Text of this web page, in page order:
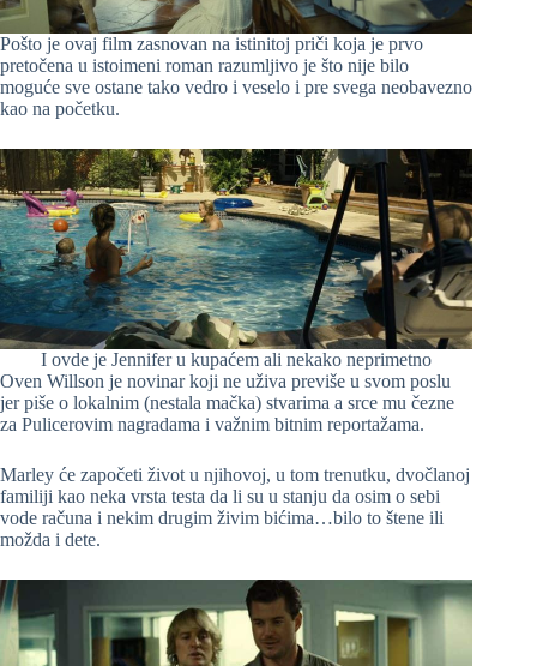
Pošto je ovaj film zasnovan na istinitoj priči koja je prvo
pretočena u istoimeni roman razumljivo je što nije bilo
moguće sve ostane tako vedro i veselo i pre svega neobavezno
kao na početku.
I ovde je Jennifer u kupaćem ali nekako neprimetno
Oven Willson je novinar koji ne uživa previše u svom poslu
jer piše o lokalnim (nestala mačka) stvarima a srce mu čezne
za Pulicerovim nagradama i važnim bitnim reportažama.
Marley će započeti život u njihovoj, u tom trenutku, dvočlanoj
familiji kao neka vrsta testa da li su u stanju da osim o sebi
vode računa i nekim drugim živim bićima…bilo to štene ili
možda i dete.